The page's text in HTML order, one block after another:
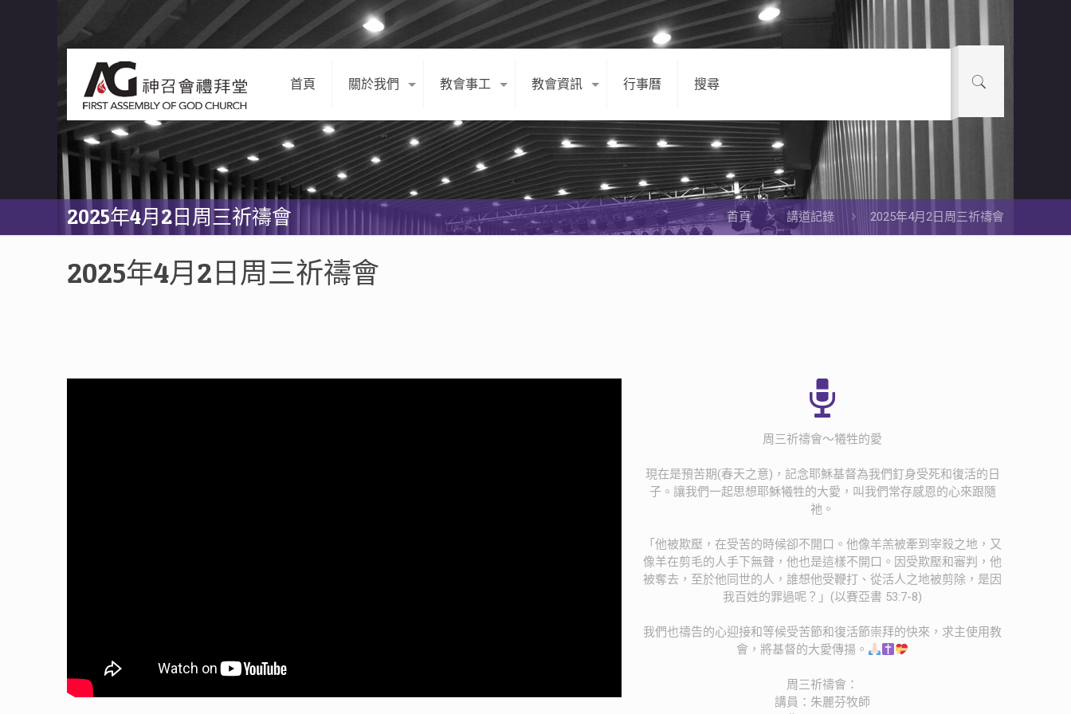
首頁 關於我們 教會事工 教會資訊 行事曆 搜尋
2025年4月2日周三祈禱會 首頁 講道記錄 2025年4月2日周三祈禱會
2025年4月2日周三祈禱會
周三祈禱會～犧牲的愛
現在是預苦期(春天之意)，記念耶穌基督為我們釘身受死和復活的日
子。讓我們一起思想耶穌犧牲的大愛，叫我們常存感恩的心來跟隨
祂。
「他被欺壓，在受苦的時候卻不開口。他像羊羔被牽到宰殺之地，又
像羊在剪毛的人手下無聲，他也是這樣不開口。因受欺壓和審判，他
被奪去，至於他同世的人，誰想他受鞭打、從活人之地被剪除，是因
我百姓的罪過呢？」(以賽亞書 53:7-8)
我們也禱告的心迎接和等候受苦節和復活節崇拜的快來，求主使用教
會，將基督的大愛傳揚。
周三祈禱會：
講員：朱麗芬牧師